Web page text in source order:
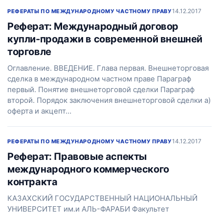
РЕФЕРАТЫ ПО МЕЖДУНАРОДНОМУ ЧАСТНОМУ ПРАВУ14.12.2017
Реферат: Международный договор
купли-продажи в современной внешней
торговле
Оглавление. ВВЕДЕНИЕ. Глава первая. Внешнеторговая
сделка в международном частном праве Параграф
первый. Понятие внешнеторговой сделки Параграф
второй. Порядок заключения внешнеторговой сделки а)
оферта и акцепт…
РЕФЕРАТЫ ПО МЕЖДУНАРОДНОМУ ЧАСТНОМУ ПРАВУ14.12.2017
Реферат: Правовые аспекты
международного коммерческого
контракта
КАЗАХСКИЙ ГОСУДАРСТВЕННЫЙ НАЦИОНАЛЬНЫЙ
УНИВЕРСИТЕТ им.и АЛЬ-ФАРАБИ Факультет